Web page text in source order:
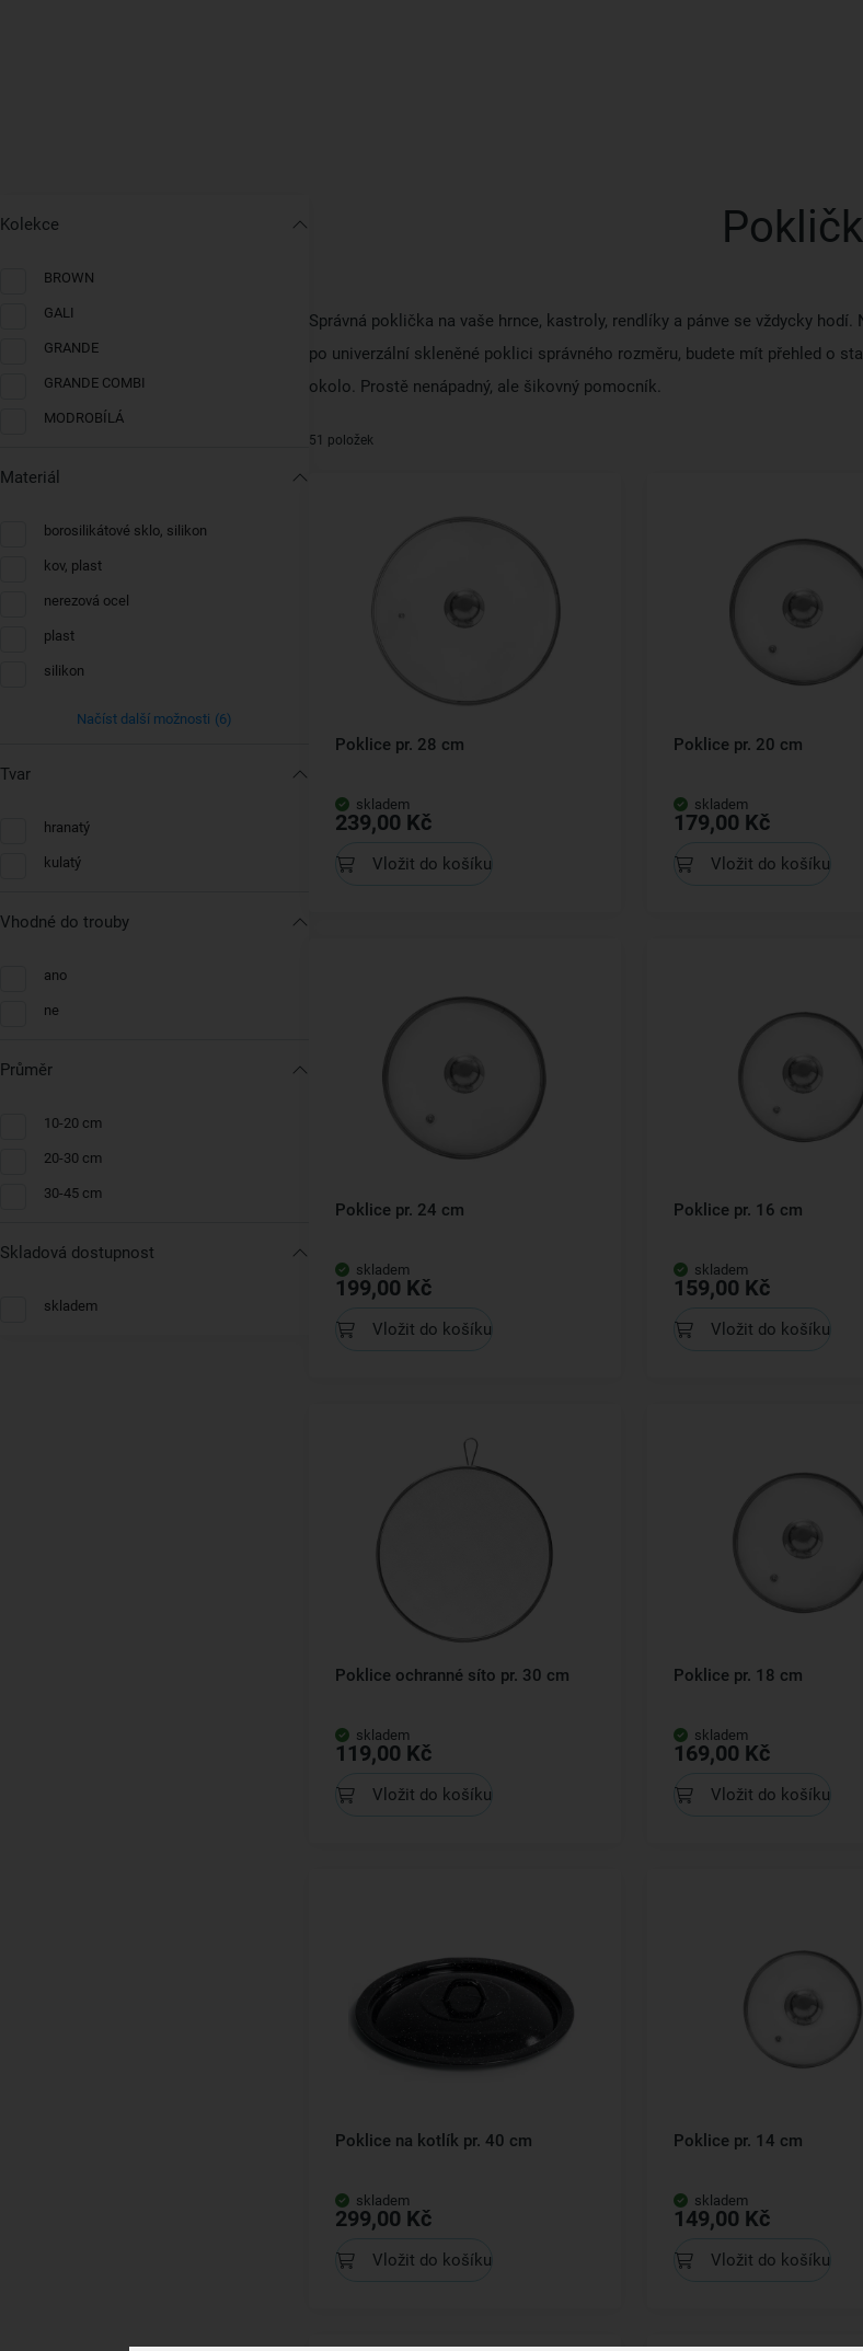
Kolekce
BROWN
GALI
GRANDE
GRANDE COMBI
MODROBÍLÁ
Materiál
borosilikátové sklo, silikon
kov, plast
nerezová ocel
plast
silikon
Načíst další možnosti (6)
Tvar
hranatý
kulatý
Vhodné do trouby
ano
ne
Průměr
10-20 cm
20-30 cm
30-45 cm
Skladová dostupnost
skladem
Správná poklička na vaše hrnce, kastroly, rendlíky a pánve se vždycky
po univerzální skleněné poklici správného rozměru, budete mít přehled o
okolo. Prostě nenápadný, ale šikovný pomocník.
51 položek
Poklice pr. 28 cm
skladem
239,00 Kč
Vložit do košíku
Poklice pr. 20 cm
skladem
179,00 Kč
Vložit do košíku
Poklice pr. 24 cm
skladem
199,00 Kč
Vložit do košíku
Poklice pr. 16 cm
skladem
159,00 Kč
Vložit do košíku
Poklice ochranné síto pr. 30 cm
skladem
119,00 Kč
Vložit do košíku
Poklice pr. 18 cm
skladem
169,00 Kč
Vložit do košíku
Poklice na kotlík pr. 40 cm
skladem
299,00 Kč
Vložit do košíku
Poklice pr. 14 cm
skladem
149,00 Kč
Vložit do košíku